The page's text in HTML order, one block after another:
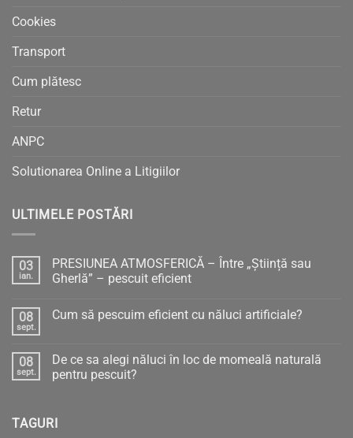
Cookies
Transport
Cum plătesc
Retur
ANPC
Solutionarea Online a Litigiilor
ULTIMELE POSTĂRI
03
ian.
PRESIUNEA ATMOSFERICĂ – Între „Știință sau
Gherlă” – pescuit eficient
la
Între
„Știință
sau
eficient
08
sept.
Cum să pescuim eficient cu năluci artificiale?
Cum
să
pescuim
artificiale?
08
sept.
De ce sa alegi năluci în loc de momeală naturală
pentru pescuit?
De
ce
TAGURI